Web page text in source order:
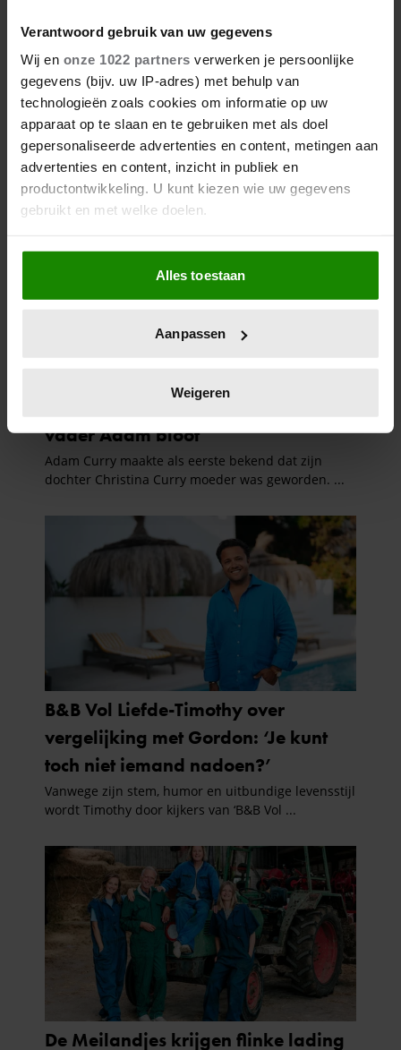
Verantwoord gebruik van uw gegevens
Wij en onze 1022 partners verwerken je persoonlijke
gegevens (bijv. uw IP-adres) met behulp van
technologieën zoals cookies om informatie op uw
apparaat op te slaan en te gebruiken met als doel
gepersonaliseerde advertenties en content, metingen aan
advertenties en content, inzicht in publiek en
productontwikkeling. U kunt kiezen wie uw gegevens
gebruikt en met welke doelen.
Als u het toestaat, willen we ook graag:
Informatie verzamelen over uw geografische
locatie, die tot een paar meter nauwkeurig kan zijn
scannen op specifieke eigenschappen (fingerprinting)
verwerkt en stel uw voorkeuren in het
intrekken in de Cookieverklaring.
We gebruiken cookies om content en advertenties te
en om ons websiteverkeer te analyseren. Ook delen we
informatie over uw gebruik van onze site met onze
partners voor social media, adverteren en analyse. Deze
partners kunnen deze gegevens combineren met andere
informatie die u aan ze heeft verstrekt of die ze hebben
verzameld op basis van uw gebruik van hun services. U
gaat akkoord met onze cookies als u onze website blijft
Alles toestaan
Aanpassen
Weigeren
AMERIKAANS TV-AVONTUUR
AAN? FANS DENKEN HET
ZEKER TE WETEN